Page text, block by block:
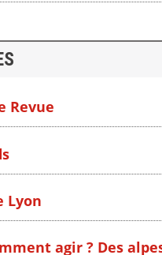
Revue
Lyon
agir ? Des